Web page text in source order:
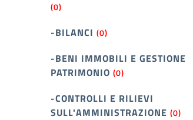
(0)
-BILANCI (0)
-BENI IMMOBILI E GESTIONE
PATRIMONIO (0)
-CONTROLLI E RILIEVI
SULL'AMMINISTRAZIONE (0)